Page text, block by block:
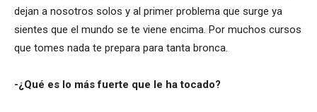
dejan a nosotros solos y al primer problema que surge ya
sientes que el mundo se te viene encima. Por muchos cursos
que tomes nada te prepara para tanta bronca.
-¿Qué es lo más fuerte que le ha tocado?